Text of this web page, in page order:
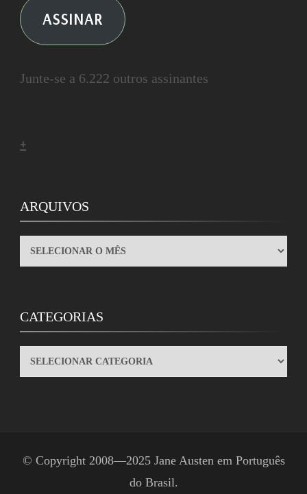
ASSINAR
Junte-se a 6.222 outros assinantes
+
ARQUIVOS
ARQUIVOS
CATEGORIAS
CATEGORIAS
© Copyright 2008—2025 Jane Austen em Português
do Brasil.